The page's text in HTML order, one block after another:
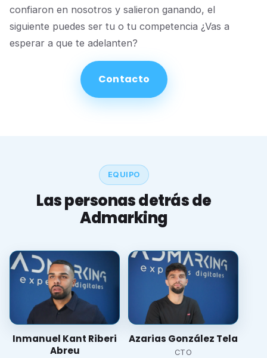
confiaron en nosotros y salieron ganando, el
siguiente puedes ser tu o tu competencia ¿Vas a
esperar a que te adelanten?
Contacto
EQUIPO
Las personas detrás de
Admarking
Inmanuel Kant Riberi
Abreu
Azarias González Tela
CTO